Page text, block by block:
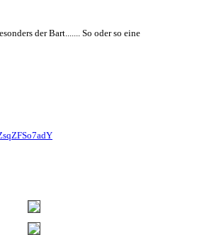
der Bart....... So oder so eine